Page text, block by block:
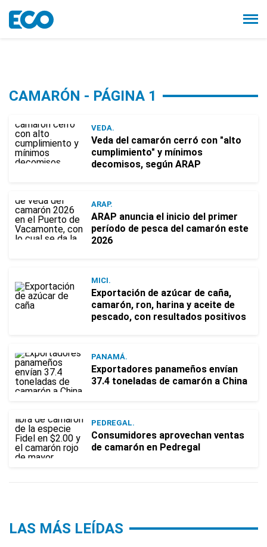
CAMARÓN - PÁGINA 1
VEDA.
Veda del camarón cerró con "alto
cumplimiento" y mínimos
decomisos, según ARAP
ARAP.
ARAP anuncia el inicio del primer
período de pesca del camarón este
2026
MICI.
Exportación de azúcar de caña,
camarón, ron, harina y aceite de
pescado, con resultados positivos
PANAMÁ.
Exportadores panameños envían
37.4 toneladas de camarón a China
PEDREGAL.
Consumidores aprovechan ventas
de camarón en Pedregal
LAS MÁS LEÍDAS